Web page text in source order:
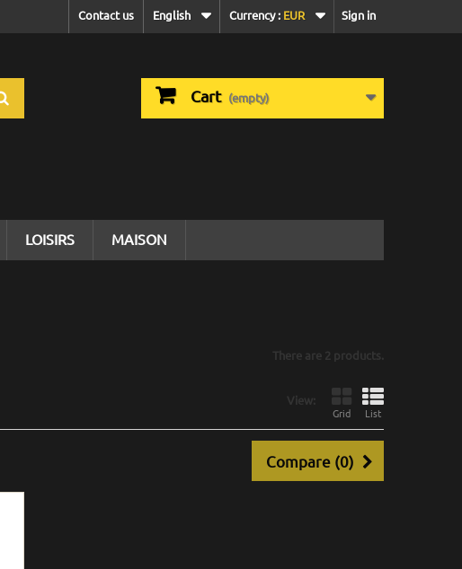
Sign in
Currency : EUR
English
Contact us
Cart (empty)
LOISIRS MAISON
There are 2 products.
View:
Grid List
Compare (0)